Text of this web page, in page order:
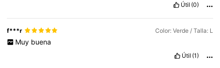
Útil (0)
f***r Color: Verde / Talla: L
Muy buena
Útil (1)